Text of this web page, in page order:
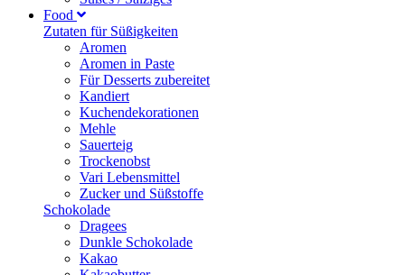
Food
Zutaten für Süßigkeiten
Aromen
Aromen in Paste
Für Desserts zubereitet
Kandiert
Kuchendekorationen
Mehle
Sauerteig
Trockenobst
Vari Lebensmittel
Zucker und Süßstoffe
Schokolade
Dragees
Dunkle Schokolade
Kakao